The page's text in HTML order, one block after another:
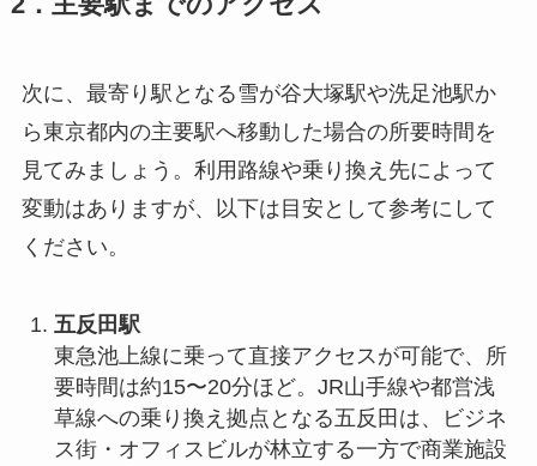
次に、最寄り駅となる雪が谷大塚駅や洗足池駅か
ら東京都内の主要駅へ移動した場合の所要時間を
見てみましょう。利用路線や乗り換え先によって
変動はありますが、以下は目安として参考にして
ください。
五反田駅
東急池上線に乗って直接アクセスが可能で、所
要時間は約15〜20分ほど。JR山手線や都営浅
草線への乗り換え拠点となる五反田は、ビジネ
ス街・オフィスビルが林立する一方で商業施設